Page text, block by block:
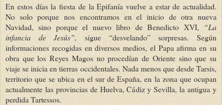
En estos días la fiesta de la Epifanía vuelve a estar de actualidad.
No solo porque nos encontramos en el inicio de otra nueva
Navidad, sino porque el nuevo libro de Benedicto XVI, “La
infancia de Jesús”,
sigue “desvelando” sorpresas. Según
informaciones recogidas en diversos medios, el Papa afirma en su
obra que los Reyes Magos no procedían de Oriente sino que su
viaje se inicia en tierras occidentales. Nada menos que desde Tarsis,
territorio que se ubica en el sur de España, en la zona que ocupan
actualmente las provincias de Huelva, Cádiz y Sevilla, la antigua y
perdida Tartessos.